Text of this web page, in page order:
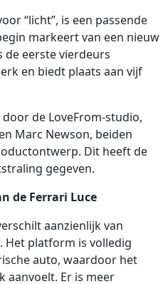
“licht”, is een passende
markeert van een nieuw
eerste vierdeurs
en biedt plaats aan vijf
de LoveFrom-studio,
Marc Newson, beiden
Dit heeft de
gegeven.
de Ferrari Luce
aanzienlijk van
Het platform is volledig
auto, waardoor het
aanvoelt. Er is meer